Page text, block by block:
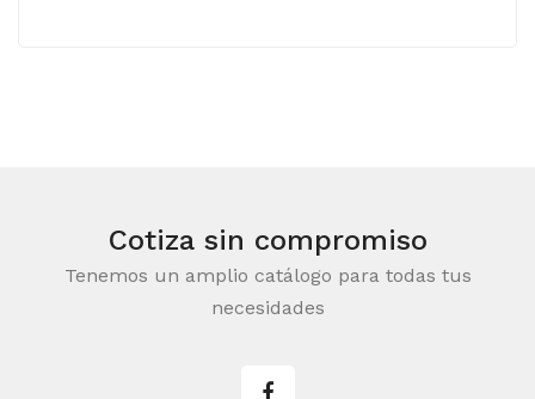
Cotiza sin compromiso
Tenemos un amplio catálogo para todas tus
necesidades